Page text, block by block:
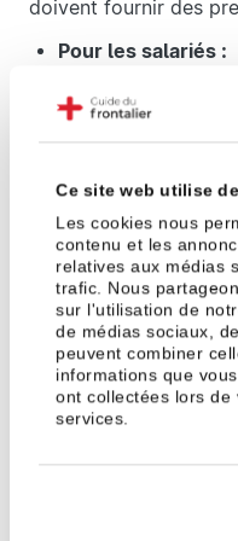
Ce site web utilise
Les cookies nous
contenu et les
relatives aux médias
trafic. Nous
sur l'utilisation de
de médias sociaux,
peuvent combiner
informations que
ont collectées lors
services.
doivent fournir des
Pour les salariés :
de salaire.
(ou du dernier
total annuel,
mensuels.
Pour les revenus
Les décomptes
l'assurance
sont requis.
Le bilan
profits, ou la